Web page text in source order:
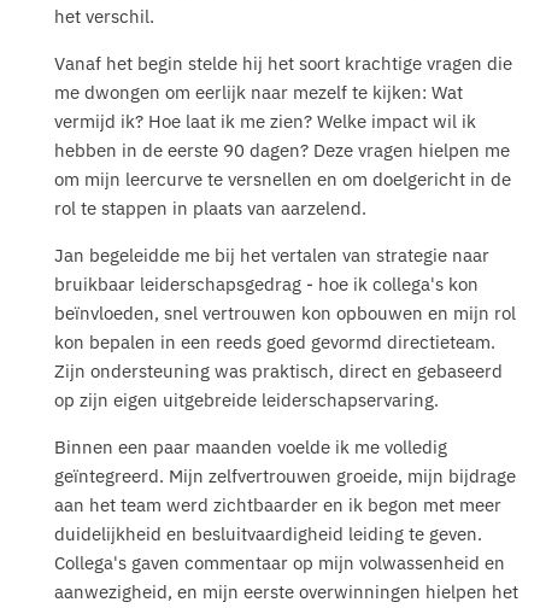
het verschil.
Vanaf het begin stelde hij het soort krachtige vragen die
me dwongen om eerlijk naar mezelf te kijken: Wat
vermijd ik? Hoe laat ik me zien? Welke impact wil ik
hebben in de eerste 90 dagen? Deze vragen hielpen me
om mijn leercurve te versnellen en om doelgericht in de
rol te stappen in plaats van aarzelend.
Jan begeleidde me bij het vertalen van strategie naar
bruikbaar leiderschapsgedrag - hoe ik collega's kon
beïnvloeden, snel vertrouwen kon opbouwen en mijn rol
kon bepalen in een reeds goed gevormd directieteam.
Zijn ondersteuning was praktisch, direct en gebaseerd
op zijn eigen uitgebreide leiderschapservaring.
Binnen een paar maanden voelde ik me volledig
geïntegreerd. Mijn zelfvertrouwen groeide, mijn bijdrage
aan het team werd zichtbaarder en ik begon met meer
duidelijkheid en besluitvaardigheid leiding te geven.
Collega's gaven commentaar op mijn volwassenheid en
aanwezigheid, en mijn eerste overwinningen hielpen het